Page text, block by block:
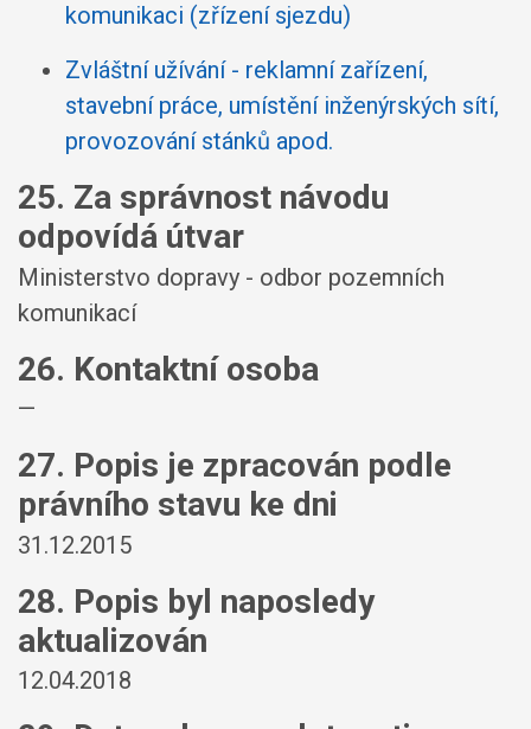
komunikaci (zřízení sjezdu)
Zvláštní užívání - reklamní zařízení,
stavební práce, umístění inženýrských sítí,
provozování stánků apod.
25. Za správnost návodu
odpovídá útvar
Ministerstvo dopravy - odbor pozemních
komunikací
26. Kontaktní osoba
—
27. Popis je zpracován podle
právního stavu ke dni
31.12.2015
28. Popis byl naposledy
aktualizován
12.04.2018